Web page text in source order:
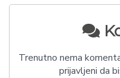
Trenutno nema
prijavljeni da